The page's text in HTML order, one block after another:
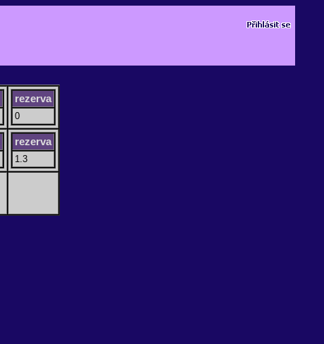
rezerva
0
rezerva
1.3